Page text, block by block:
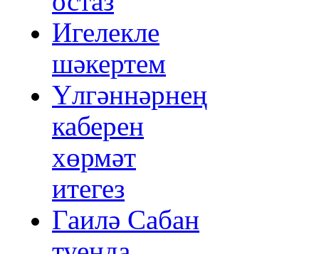
Игелекле
шәкертем
Үлгәннәрнең
каберен
хөрмәт
итегез
Гаилә Сабан